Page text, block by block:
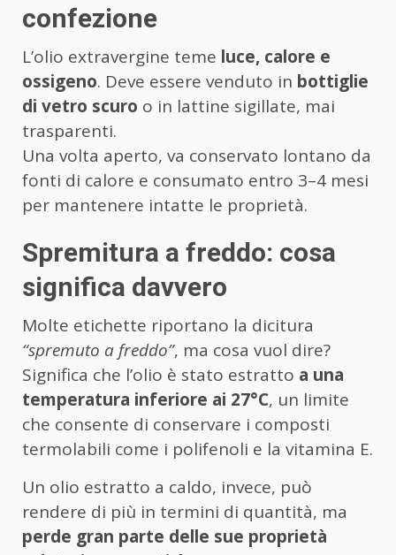
confezione
L’olio extravergine teme luce, calore e
ossigeno. Deve essere venduto in bottiglie
di vetro scuro o in lattine sigillate, mai
trasparenti.
Una volta aperto, va conservato lontano da
fonti di calore e consumato entro 3–4 mesi
per mantenere intatte le proprietà.
Spremitura a freddo: cosa
significa davvero
Molte etichette riportano la dicitura
“spremuto a freddo”, ma cosa vuol dire?
Significa che l’olio è stato estratto a una
temperatura inferiore ai 27°C, un limite
che consente di conservare i composti
termolabili come i polifenoli e la vitamina E.
Un olio estratto a caldo, invece, può
rendere di più in termini di quantità, ma
perde gran parte delle sue proprietà